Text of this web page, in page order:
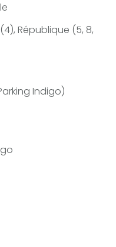
République (5, 8,
Indigo)